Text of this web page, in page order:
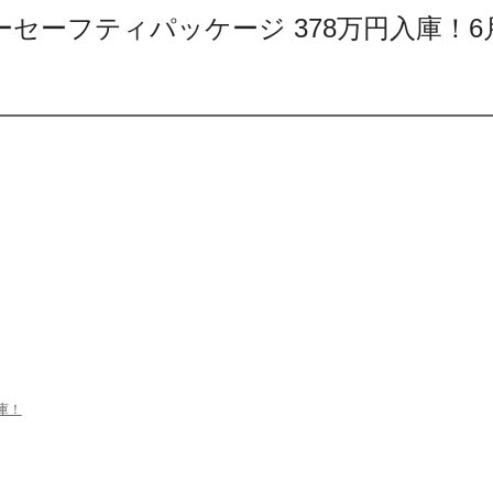
ーフティパッケージ 378万円入庫！6
！